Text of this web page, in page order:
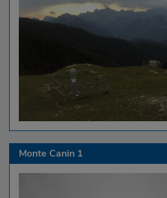
Monte Canin 1